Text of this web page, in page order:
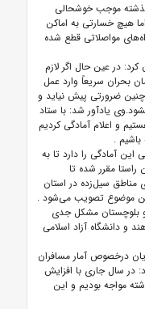
موجب خوشحالی
هیچ خسارتی به اماکن
مواصلاتی قطع شده
در عین حال اگر لازم
بحران سریعاً وارد عمل
چنین ضرورتی پیش نیاید و
یادآور شد: با ستاد
و اعلام آمادگی کردیم
.
این آمادگی را دارد تا به
مقرر شده تا
مناطق سیل‌زده در استان
موضوع تصویب می‌شود .
بلوچستان مشکل جدی
و دانشگاه آزاد اسلامی
درخصوص آمار مسافران
در سال جاری با افزایش
مواجه بودیم و این